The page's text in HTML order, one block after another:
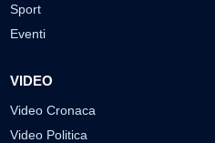
Sport
Eventi
VIDEO
Video Cronaca
Video Politica